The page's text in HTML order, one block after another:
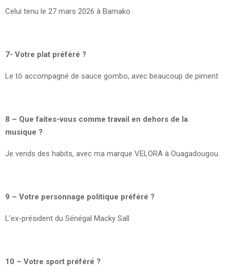
Celui tenu le 27 mars 2026 à Bamako
7- Votre plat préféré ?
Le tô accompagné de sauce gombo, avec beaucoup de piment
8 – Que faites-vous comme travail en dehors de la
musique ?
Je vends des habits, avec ma marque VELORA à Ouagadougou
9 – Votre personnage politique préféré ?
L’ex-président du Sénégal Macky Sall
10 – Votre sport préféré ?